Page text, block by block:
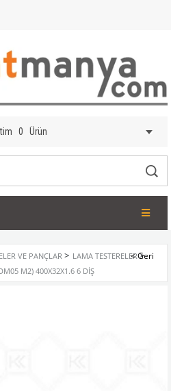
0 Ürün
VE PANÇLAR > LAMA TESTERELER>
M2) 400X32X1.6 6 DIŞ